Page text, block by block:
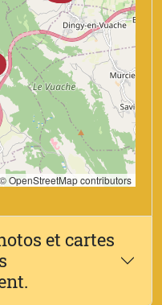
© OpenStreetMap contributors
et cartes